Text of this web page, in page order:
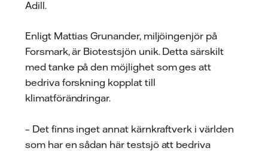
Adill.
Enligt Mattias Grunander, miljöingenjör på
Forsmark, är Biotestsjön unik. Detta särskilt
med tanke på den möjlighet som ges att
bedriva forskning kopplat till
klimatförändringar.
– Det finns inget annat kärnkraftverk i världen
som har en sådan här testsjö att bedriva